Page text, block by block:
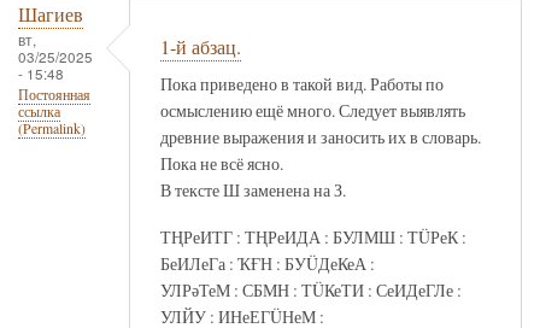
Шагиев
вт,
03/25/2025
- 15:48
Постоянная
ссылка
(Permalink)
1-й абзац.
Пока приведено в такой вид. Работы по
осмыслению ещё много. Следует выявлять
древние выражения и заносить их в словарь.
Пока не всё ясно.
В тексте Ш заменена на З.
ТҢРеИТГ : ТҢРеИДА : БУЛМШ : ТÜРеК :
БеИЛеГа : ҠҒН : БУÜДеКеА :
УЛРәТеМ : СБМН : ТÜКеТИ : СеИДеГЛе :
УЛЙУ : ИНеЕГÜНеМ :